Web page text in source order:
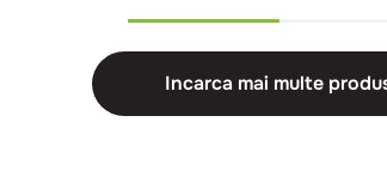
Incarca mai multe